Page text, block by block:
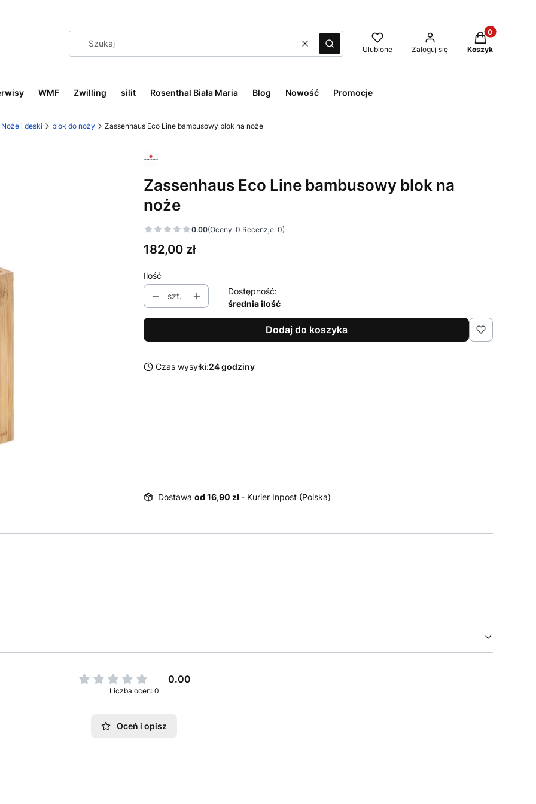
WyczyśćSzukaj Ulubione Zaloguj się
Produkty w
Koszyk
WMF Zwilling silit Rosenthal Biała Maria Blog Nowość Promocje
Noże i deski blok do noży Zassenhaus Eco Line bambusowy blok na noże
Zassenhaus Eco Line bambusowy blok na
noże
0.00(Oceny: 0 Recenzje: 0)
Cena
182,00 zł
Ilość
szt.
Dostępność:
średnia ilość
Dodaj do koszyka
Czas wysyłki:24 godziny
Dostawa od 16,90 zł - Kurier Inpost (Polska)
0.00
Liczba ocen: 0
Oceń i opisz